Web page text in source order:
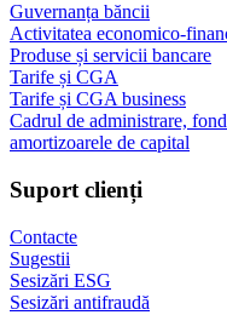
Guvernanța băncii
Activitatea economico-
Produse și servicii bancare
Tarife și CGA
Tarife și CGA business
Cadrul de administrare,
amortizoarele de capital
Suport clienți
Contacte
Sugestii
Sesizări ESG
Sesizări antifraudă